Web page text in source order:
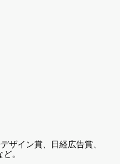
ザイン賞、日経広告賞、
。